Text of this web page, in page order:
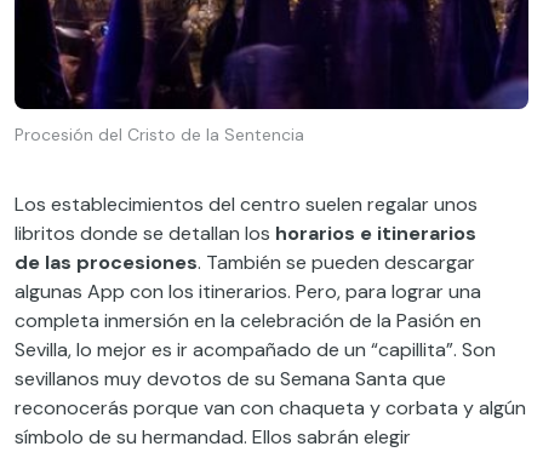
Procesión del Cristo de la Sentencia
Los establecimientos del centro suelen regalar unos
libritos donde se detallan los horarios e itinerarios
de las procesiones. También se pueden descargar
algunas App con los itinerarios. Pero,para lograr una
completa inmersión en la celebración de la Pasión en
Sevilla,lo mejor es ir acompañado de un “capillita”. Son
sevillanos muy devotos de su Semana Santa que
reconocerás porque van con chaqueta y corbata y algún
símbolo de su hermandad. Ellos sabrán elegir